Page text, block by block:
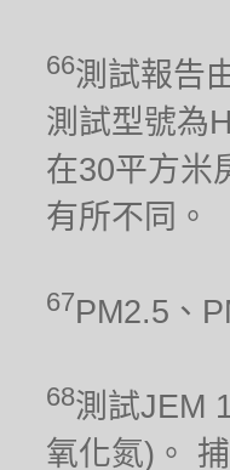
66測試報告
測試型號為
在30平方米
有所不同。
67PM2.5、
68測試JEM
氧化氮)。